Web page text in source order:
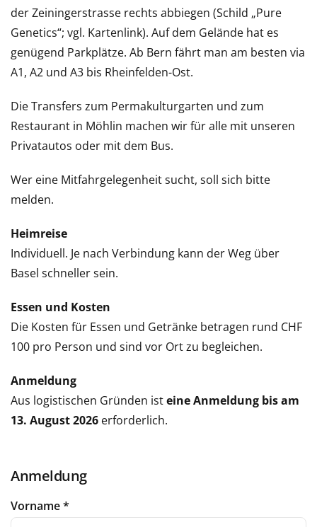
der Zeiningerstrasse rechts abbiegen (Schild „Pure
Genetics“; vgl. Kartenlink). Auf dem Gelände hat es
genügend Parkplätze. Ab Bern fährt man am besten via
A1, A2 und A3 bis Rheinfelden-Ost.
Die Transfers zum Permakulturgarten und zum
Restaurant in Möhlin machen wir für alle mit unseren
Privatautos oder mit dem Bus.
Wer eine Mitfahrgelegenheit sucht, soll sich bitte
melden.
Heimreise
Individuell. Je nach Verbindung kann der Weg über
Basel schneller sein.
Essen und Kosten
Die Kosten für Essen und Getränke betragen rund CHF
100 pro Person und sind vor Ort zu begleichen.
Anmeldung
Aus logistischen Gründen isteine Anmeldung bis am
13. August 2026 erforderlich.
Anmeldung
Vorname*